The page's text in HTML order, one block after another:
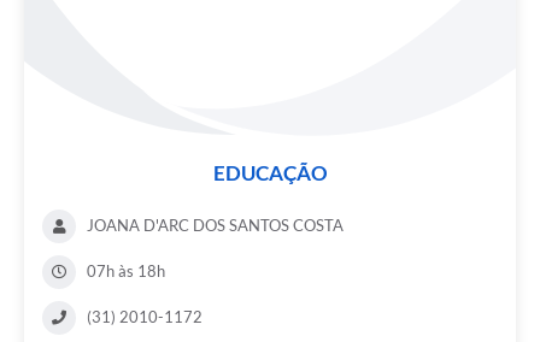
EDUCAÇÃO
JOANA D'ARC DOS SANTOS COSTA
07h às 18h
(31) 2010-1172